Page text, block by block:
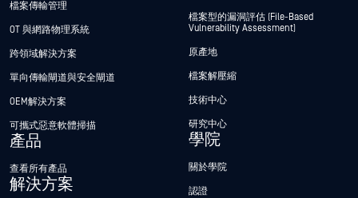
檔案傳輸管理
OT 與網路物理系統
跨領域解決方案
單向傳輸閘道與安全閘道
OEM解決方案
可攜式惡意軟體掃描
產品
查看所有產品
解決方案
檔案型的漏洞評估 (File-Based
Vulnerability Assessment)
原產地
檔案解壓縮
技術中心
研究中心
學院
關於學院
認證